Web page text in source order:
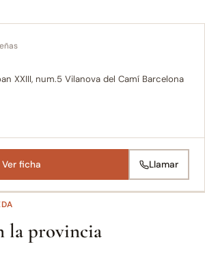
XXIII, num.5 Vilanova del Camí Barcelona
Ver ficha Llamar
la provincia